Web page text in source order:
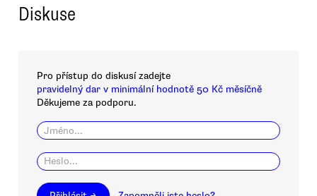
Diskuse
Pro přístup do diskusí zadejte
pravidelný dar v minimální hodnotě 50 Kč měsíčně
Děkujeme za podporu.